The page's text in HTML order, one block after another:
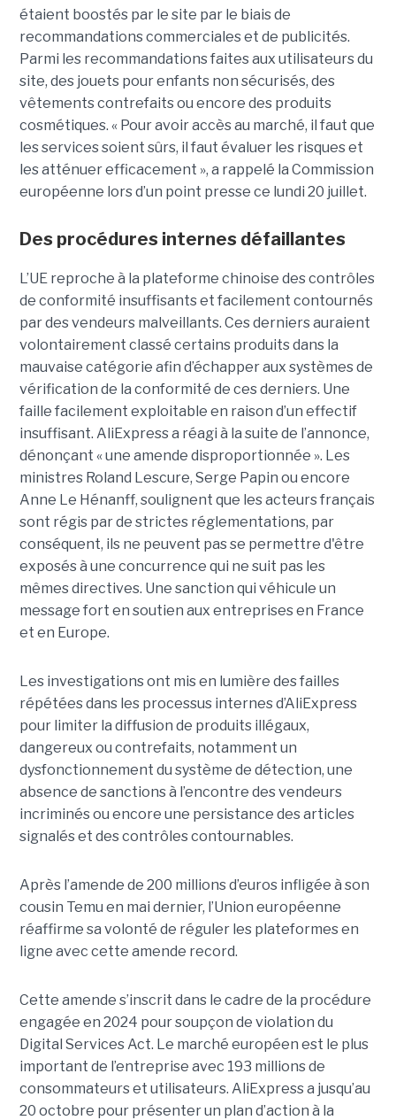
étaient boostés par le site par le biais de
recommandations commerciales et de publicités.
Parmi les recommandations faites aux utilisateurs du
site, des jouets pour enfants non sécurisés, des
vêtements contrefaits ou encore des produits
cosmétiques. « Pour avoir accès au marché, il faut que
les services soient sûrs, il faut évaluer les risques et
les atténuer efficacement », a rappelé la Commission
européenne lors d’un point presse ce lundi 20 juillet.
Des procédures internes défaillantes
L’UE reproche à la plateforme chinoise des contrôles
de conformité insuffisants et facilement contournés
par des vendeurs malveillants. Ces derniers auraient
volontairement classé certains produits dans la
mauvaise catégorie afin d’échapper aux systèmes de
vérification de la conformité de ces derniers. Une
faille facilement exploitable en raison d’un effectif
insuffisant. AliExpress a réagi à la suite de l’annonce,
dénonçant « une amende disproportionnée ». Les
ministres Roland Lescure, Serge Papin ou encore
Anne Le Hénanff, soulignent que les acteurs français
sont régis par de strictes réglementations, par
conséquent, ils ne peuvent pas se permettre d'être
exposés à une concurrence qui ne suit pas les
mêmes directives. Une sanction qui véhicule un
message fort en soutien aux entreprises en France
et en Europe.
Les investigations ont mis en lumière des failles
répétées dans les processus internes d’AliExpress
pour limiter la diffusion de produits illégaux,
dangereux ou contrefaits, notamment un
dysfonctionnement du système de détection, une
absence de sanctions à l’encontre des vendeurs
incriminés ou encore une persistance des articles
signalés et des contrôles contournables.
Après l’amende de 200 millions d’euros infligée à son
cousin Temu en mai dernier, l’Union européenne
réaffirme sa volonté de réguler les plateformes en
ligne avec cette amende record.
Cette amende s’inscrit dans le cadre de la procédure
engagée en 2024 pour soupçon de violation du
Digital Services Act. Le marché européen est le plus
important de l’entreprise avec 193 millions de
consommateurs et utilisateurs. AliExpress a jusqu’au
20 octobre pour présenter un plan d’action à la